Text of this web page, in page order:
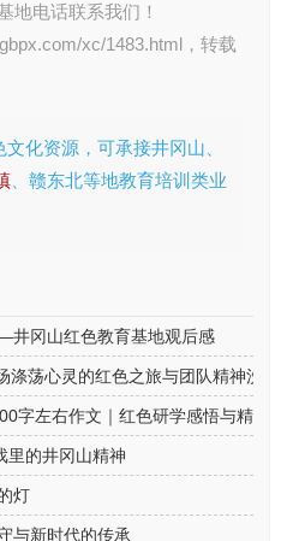
地电话联系我们！
xc/1483.html，转载
化资源，可承接井冈山、
、赣东北等地教育培训类业
冈山红色教育基地观后感
荡心灵的红色之旅与团队精神洗礼
字左右作文｜红色研学感悟与精神
里的井冈山精神
灯
与新时代的传承